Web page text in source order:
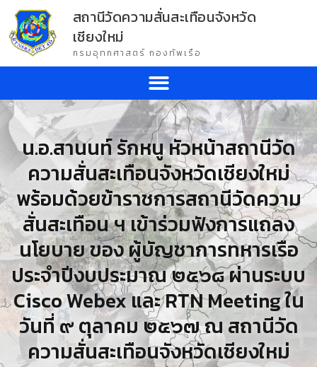
สถานีวัดความสั่นสะเทือนจังหวัด
เชียงใหม่
กรมอุทกศาสตร์ กองทัพเรือ
น.อ.สานนท์ รักหนู หัวหน้าสถานีวัด
ความสั่นสะเทือนจังหวัดเชียงใหม่
พร้อมด้วยข้าราชการสถานีวัดความ
สั่นสะเทือน ฯ เข้าร่วมฟังการแถลง
นโยบาย ของ ผู้บัญชาการทหารเรือ
ประจำปีงบประมาณ ๒๕๖๘ ผ่านระบบ
Cisco Webex และ RTN Meeting ใน
วันที่ ๙ ตุลาคม ๒๕๖๗ ณ สถานีวัด
ความสั่นสะเทือนจังหวัดเชียงใหม่